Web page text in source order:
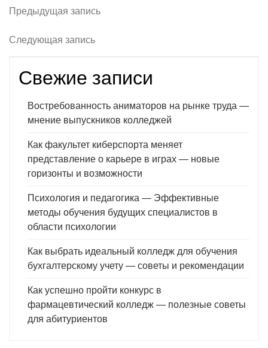
Навигация
по
Предыдущая
Предыдущая запись
Следующая
Следующая запись
Свежие записи
Востребованность аниматоров на рынке труда —
мнение выпускников колледжей
Как факультет киберспорта меняет
представление о карьере в играх — новые
горизонты и возможности
Психология и педагогика — Эффективные
методы обучения будущих специалистов в
области психологии
Как выбрать идеальный колледж для обучения
бухгалтерскому учету — советы и рекомендации
Как успешно пройти конкурс в
фармацевтический колледж — полезные советы
для абитуриентов